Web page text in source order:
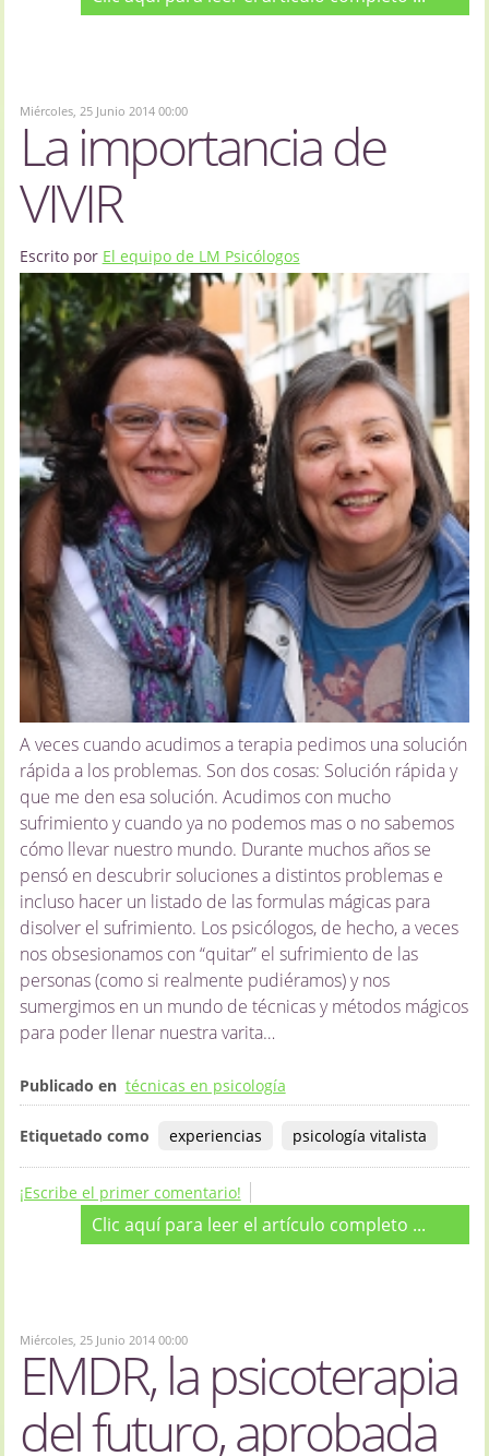
Miércoles, 25 Junio 2014 00:00
La importancia de
VIVIR
Escrito por El equipo de LM Psicólogos
A veces cuando acudimos a terapia pedimos una solución
rápida a los problemas. Son dos cosas: Solución rápida y
que me den esa solución. Acudimos con mucho
sufrimiento y cuando ya no podemos mas o no sabemos
cómo llevar nuestro mundo. Durante muchos años se
pensó en descubrir soluciones a distintos problemas e
incluso hacer un listado de las formulas mágicas para
disolver el sufrimiento. Los psicólogos, de hecho, a veces
nos obsesionamos con “quitar” el sufrimiento de las
personas (como si realmente pudiéramos) y nos
sumergimos en un mundo de técnicas y métodos mágicos
para poder llenar nuestra varita…
Publicado en técnicas en psicología
Etiquetado como experiencias psicología vitalista
¡Escribe el primer comentario!
Clic aquí para leer el artículo completo ...
Miércoles, 25 Junio 2014 00:00
EMDR, la psicoterapia
del futuro, aprobada